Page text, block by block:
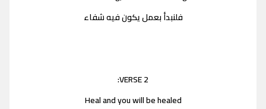
فلنبدأ بعمل يكون فيه شفاء
VERSE 2:
Heal and you will be healed